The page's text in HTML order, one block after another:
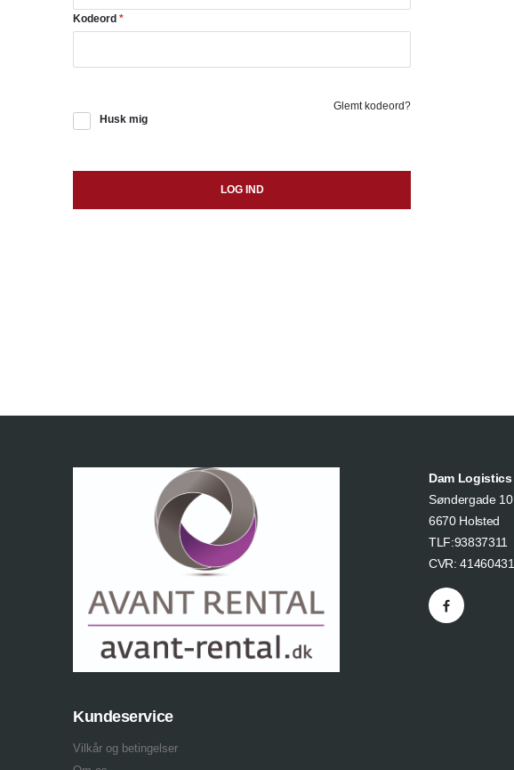
Kodeord *
Husk mig
Glemt kodeord?
LOG IND
Kundeservice
Vilkår og betingelser
Dam Logistics
Søndergade 10
6670 Holsted
TLF:93837311
CVR: 41460431